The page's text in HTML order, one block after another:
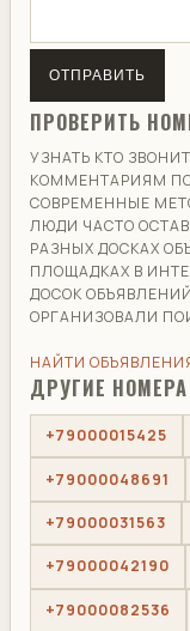
ОТПРАВИТЬ
ПРОВЕРИТЬ
УЗНАТЬ КТО
КОММЕНТАРИЯМ
СОВРЕМЕННЫЕ
ЛЮДИ ЧАСТО
РАЗНЫХ ДОСКАХ
ПЛОЩАДКАХ В
ДОСОК
ОРГАНИЗОВАЛИ
НАЙТИ
ДРУГИЕ
+79000015425
+79000048691
+79000031563
+79000042190
+79000082536